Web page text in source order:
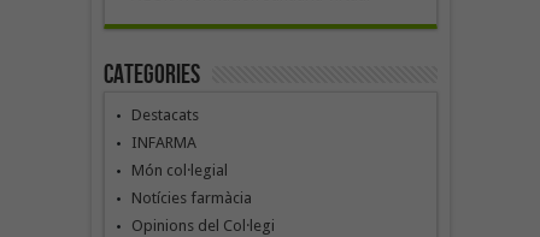
Categories
Destacats
INFARMA
Món col·legial
Notícies farmàcia
Opinions del Col·legi